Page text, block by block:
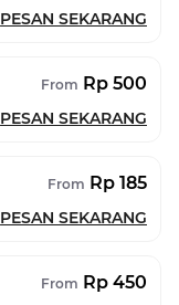
PESAN SEKARANG
From Rp 500
PESAN SEKARANG
From Rp 185
PESAN SEKARANG
From Rp 450